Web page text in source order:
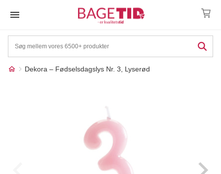
Dekora – Fødselsdagslys Nr. 3, Lyserød